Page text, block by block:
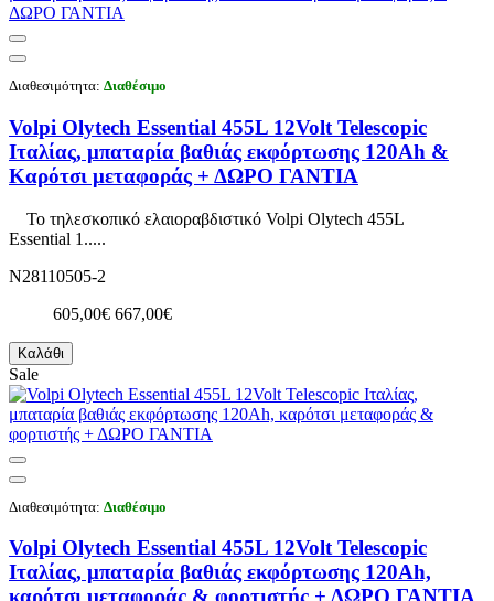
Διαθεσιμότητα: Διαθέσιμο
Volpi Olytech Essential 455L 12Volt Telescopic
Ιταλίας, μπαταρία βαθιάς εκφόρτωσης 120Ah &
Καρότσι μεταφοράς + ΔΩΡΟ ΓΑΝΤΙΑ
Το τηλεσκοπικό ελαιοραβδιστικό Volpi Olytech 455L
Essential 1.....
N28110505-2
605,00€ 667,00€
Καλάθι
Sale
Διαθεσιμότητα: Διαθέσιμο
Volpi Olytech Essential 455L 12Volt Telescopic
Ιταλίας, μπαταρία βαθιάς εκφόρτωσης 120Ah,